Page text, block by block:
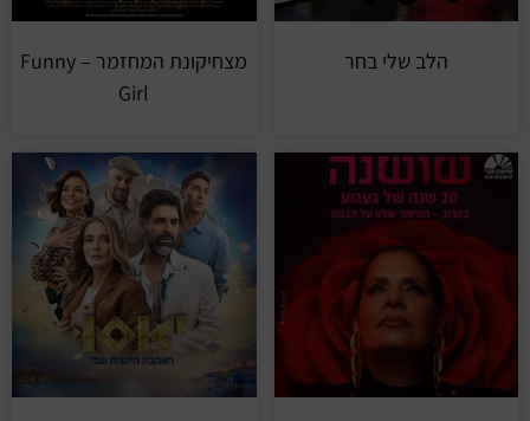
הלב שלי בחר
מצחיקונת המחזמר – Funny
Girl